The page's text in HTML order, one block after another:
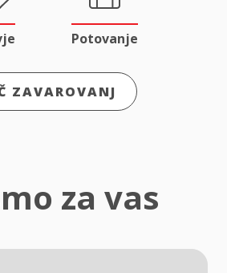
Potovanje
ZAVAROVANJ
za vas